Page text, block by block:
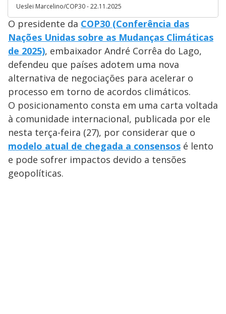
Ueslei Marcelino/COP30 - 22.11.2025
O presidente da COP30 (Conferência das
Nações Unidas sobre as Mudanças Climáticas
de 2025), embaixador André Corrêa do Lago,
defendeu que países adotem uma nova
alternativa de negociações para acelerar o
processo em torno de acordos climáticos.
O posicionamento consta em uma carta voltada
à comunidade internacional, publicada por ele
nesta terça-feira (27), por considerar que o
modelo atual de chegada a consensos é lento
e pode sofrer impactos devido a tensões
geopolíticas.